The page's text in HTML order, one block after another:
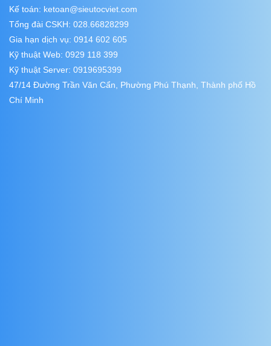
Kế toán: ketoan@sieutocviet.com
Tổng đài CSKH: 028.66828299
Gia hạn dịch vụ: 0914 602 605
Kỹ thuật Web: 0929 118 399
Kỹ thuật Server: 0919695399
47/14 Đường Trần Văn Cẩn, Phường Phú Thạnh, Thành phố Hồ
Chí Minh